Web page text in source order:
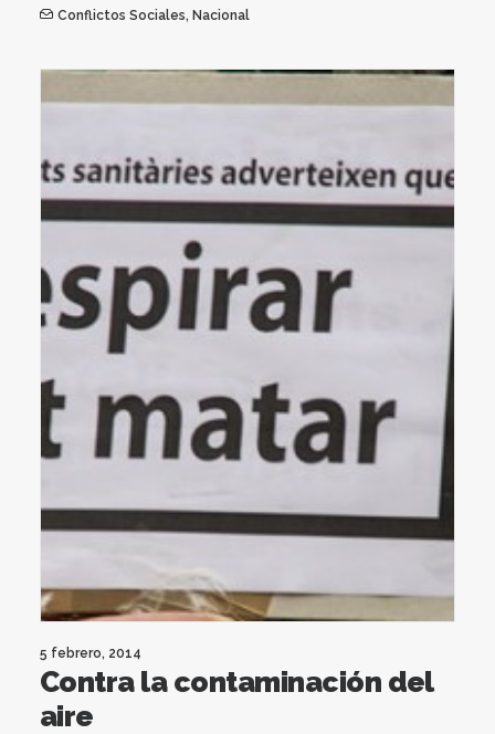
Conflictos Sociales, Nacional
5 febrero, 2014
Contra la contaminación del
aire